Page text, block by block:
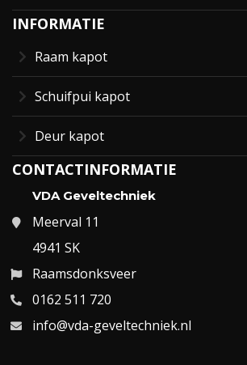
INFORMATIE
Raam kapot
Schuifpui kapot
Deur kapot
CONTACTINFORMATIE
VDA Geveltechniek
Meerval 11
4941 SK
Raamsdonksveer
0162 511 720
info@vda-geveltechniek.nl